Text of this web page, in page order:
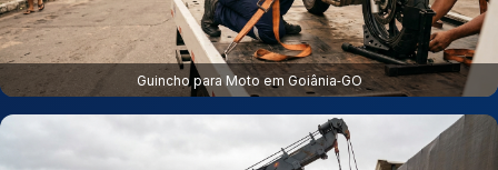
Guincho para Moto em Goiânia‑GO